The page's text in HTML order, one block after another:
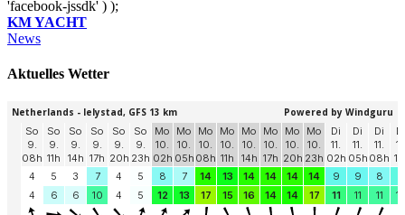
'facebook-jssdk' ) );
KM YACHT
News
Aktuelles Wetter